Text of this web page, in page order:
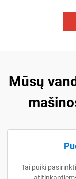
Mūsų
Tai puiki